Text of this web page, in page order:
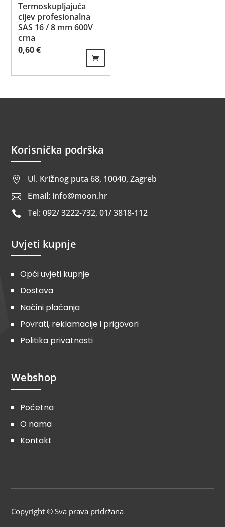
Termoskupljajuća
cijev profesionalna
SAS 16 / 8 mm 600V
crna
0,60€
Korisnička podrška
 Ul. Križnog puta 68, 10040, Zagreb
 Email: info@moon.hr
 Tel: 092/ 3222-732, 01/ 3818-112
Uvjeti kupnje
Opći uvjeti kupnje
Dostava
Načini plaćanja
Povrati, reklamacije i prigovori
Politika privatnosti
Webshop
Početna
O nama
Kontakt
Copyright © Sva prava pridržana